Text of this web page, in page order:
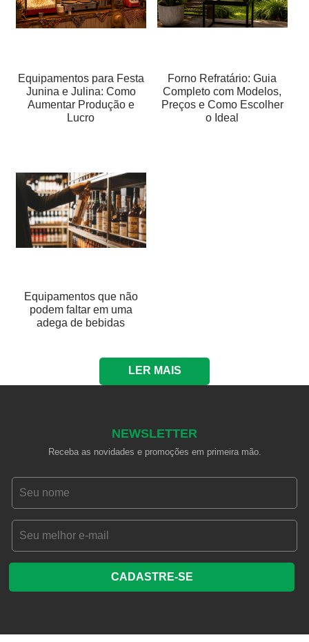
Equipamentos para Festa
Junina e Julina: Como
Aumentar Produção e
Lucro
Forno Refratário: Guia
Completo com Modelos,
Preços e Como Escolher
o Ideal
Equipamentos que não
podem faltar em uma
adega de bebidas
LER MAIS
NEWSLETTER
Receba as novidades e promoções em primeira mão.
CADASTRE-SE